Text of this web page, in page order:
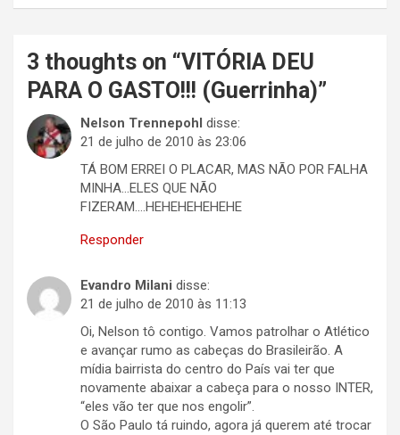
3 thoughts on “VITÓRIA DEU
PARA O GASTO!!! (Guerrinha)”
Nelson Trennepohl disse:
21 de julho de 2010 às 23:06
TÁ BOM ERREI O PLACAR, MAS NÃO POR FALHA
MINHA…ELES QUE NÃO
FIZERAM….HEHEHEHEHEHE
Responder
Evandro Milani disse:
21 de julho de 2010 às 11:13
Oi, Nelson tô contigo. Vamos patrolhar o Atlético
e avançar rumo as cabeças do Brasileirão. A
mídia bairrista do centro do País vai ter que
novamente abaixar a cabeça para o nosso INTER,
“eles vão ter que nos engolir”.
O São Paulo tá ruindo, agora já querem até trocar